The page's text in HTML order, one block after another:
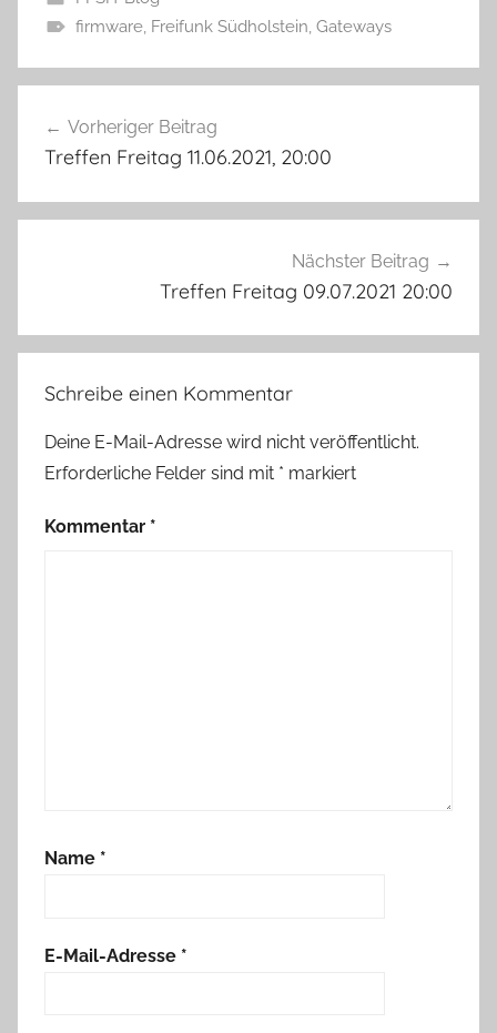
firmware, Freifunk Südholstein, Gateways
Vorheriger Beitrag
Treffen Freitag 11.06.2021, 20:00
Nächster Beitrag
Treffen Freitag 09.07.2021 20:00
Schreibe einen Kommentar
Deine E-Mail-Adresse wird nicht veröffentlicht.
Erforderliche Felder sind mit * markiert
Kommentar *
Name *
E-Mail-Adresse *